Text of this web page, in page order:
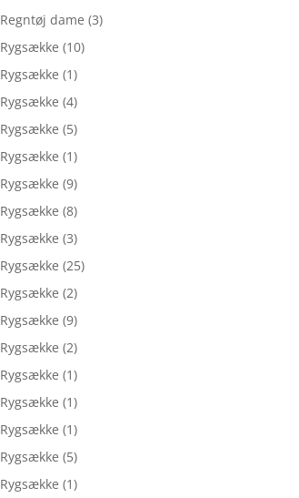
Regntøj dame (3)
Rygsække (10)
Rygsække (1)
Rygsække (4)
Rygsække (5)
Rygsække (1)
Rygsække (9)
Rygsække (8)
Rygsække (3)
Rygsække (25)
Rygsække (2)
Rygsække (9)
Rygsække (2)
Rygsække (1)
Rygsække (1)
Rygsække (1)
Rygsække (5)
Rygsække (1)